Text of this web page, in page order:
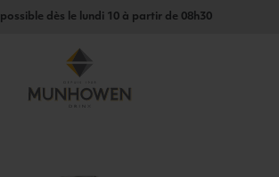
possible dès le lundi 10 à partir de 08h30